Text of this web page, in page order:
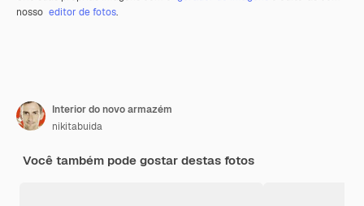
nosso editor de fotos.
Interior do novo armazém
nikitabuida
Você também pode gostar destas fotos